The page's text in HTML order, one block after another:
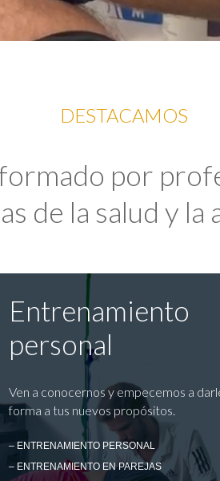
DESTACAMOS
por
de la salud y la
Entrenamiento
personal
Ven a conocernos y empecemos a
forma a tus nuevos propósitos.
– ENTRENAMIENTO PERSONAL
– ENTRENAMIENTO EN PAREJAS